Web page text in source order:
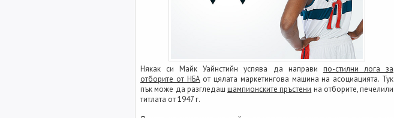
Някак си Майк Уайнстийн успява да направи по-стилни лога за
отборите от НБАот цялата маркетингова машина на асоциацията. Тук
пък може да разгледаш шампионските пръстени на отборите, печелили
титлата от 1947 г.